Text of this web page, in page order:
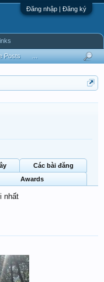
Đăng nhập | Đăng ký
Các bài đăng
Awards
nhất
Posts